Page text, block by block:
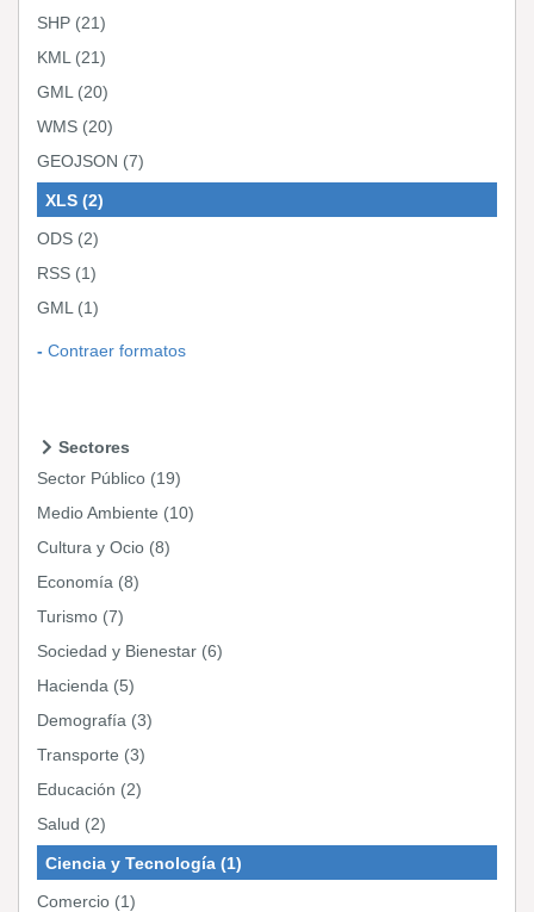
SHP (21)
KML (21)
GML (20)
WMS (20)
GEOJSON (7)
XLS (2)
ODS (2)
RSS (1)
GML (1)
Contraer formatos
Sectores
Sector Público (19)
Medio Ambiente (10)
Cultura y Ocio (8)
Economía (8)
Turismo (7)
Sociedad y Bienestar (6)
Hacienda (5)
Demografía (3)
Transporte (3)
Educación (2)
Salud (2)
Ciencia y Tecnología (1)
Comercio (1)